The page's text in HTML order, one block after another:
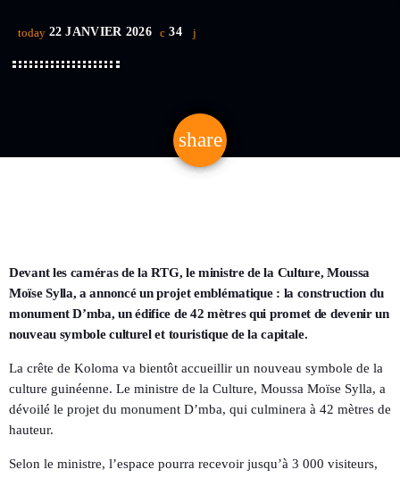
today 22 JANVIER 2026 34
share
email
Devant les caméras de la RTG, le ministre de la Culture, Moussa
Moïse Sylla, a annoncé un projet emblématique : la construction du
monument D’mba, un édifice de 42 mètres qui promet de devenir un
nouveau symbole culturel et touristique de la capitale.
La crête de Koloma va bientôt accueillir un nouveau symbole de la
culture guinéenne. Le ministre de la Culture, Moussa Moïse Sylla, a
dévoilé le projet du monument D’mba, qui culminera à 42 mètres de
hauteur.
Selon le ministre, l’espace pourra recevoir jusqu’à 3 000 visiteurs,